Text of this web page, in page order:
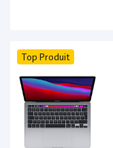
Top Produit